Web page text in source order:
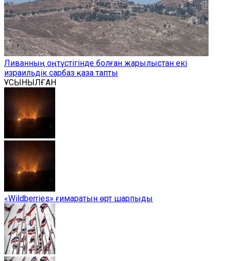
Ливанның оңтүстігінде болған жарылыстан екі
израильдік сарбаз қаза тапты
ҰСЫНЫЛҒАН
«Wildberries» ғимаратын өрт шарпыды